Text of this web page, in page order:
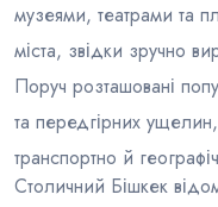
музеями, театрами та
міста, звідки зручно
Поруч розташовані
та передгірних
транспортно й
Столичний Бішкек